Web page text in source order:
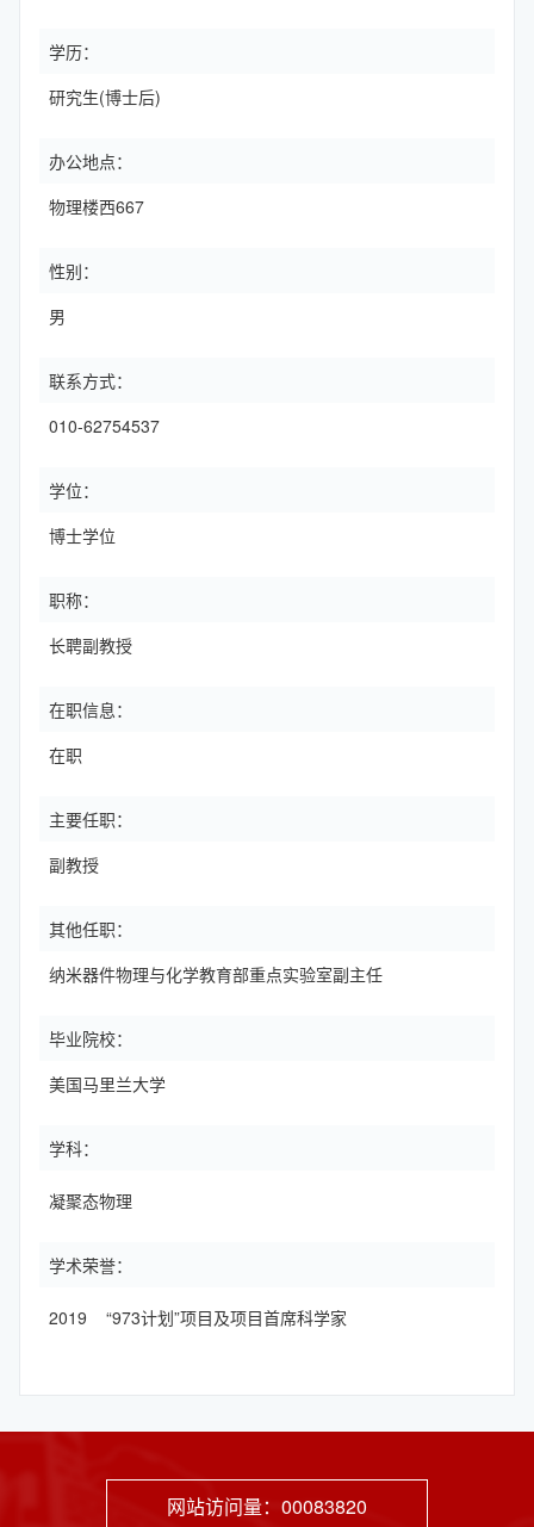
学历：
研究生(博士后)
办公地点：
物理楼西667
性别：
男
联系方式：
010-62754537
学位：
博士学位
职称：
长聘副教授
在职信息：
在职
主要任职：
副教授
其他任职：
纳米器件物理与化学教育部重点实验室副主任
毕业院校：
美国马里兰大学
学科：
凝聚态物理
学术荣誉：
2019 “973计划”项目及项目首席科学家
网站访问量： 00083820